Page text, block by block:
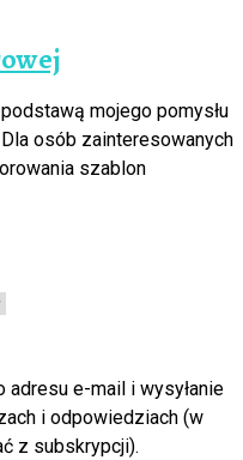
mojego pomysłu
osób zainteresowanych
szablon
adresu e-mail i wysyłanie
i odpowiedziach (w
z subskrypcji).